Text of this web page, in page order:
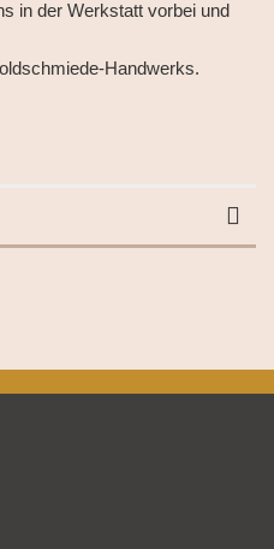
in der Werkstatt vorbei und
Handwerks.